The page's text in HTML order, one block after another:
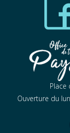
Place
Ouverture du